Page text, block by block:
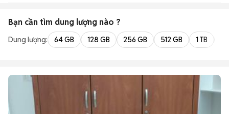
Bạn cần tìm dung lượng nào ?
Dung lượng: 64 GB 128 GB 256 GB 512 GB 1 TB